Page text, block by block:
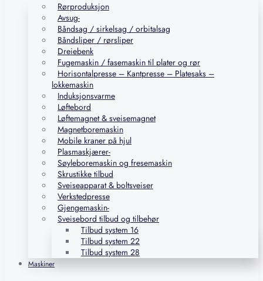
Rørproduksjon
Avsug-
Båndsag / sirkelsag / orbitalsag
Båndsliper / rørsliper
Dreiebenk
Fugemaskin / fasemaskin til plater og rør
Horisontalpresse – Kantpresse – Platesaks –
lokkemaskin
Induksjonsvarme
Løftebord
Løftemagnet & sveisemagnet
Magnetboremaskin
Mobile kraner på hjul
Plasmaskjærer-
Søyleboremaskin og fresemaskin
Skrustikke tilbud
Sveiseapparat & boltsveiser
Verkstedpresse
Gjengemaskin-
Sveisebord tilbud og tilbehør
Tilbud system 16
Tilbud system 22
Tilbud system 28
Maskiner